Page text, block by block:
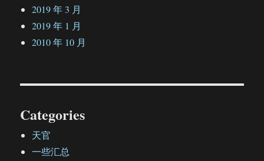
2019 年 3 月
2019 年 1 月
2010 年 10 月
Categories
天官
一些汇总